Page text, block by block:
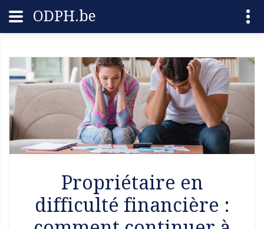
ODPH.be
Propriétaire en
difficulté financière :